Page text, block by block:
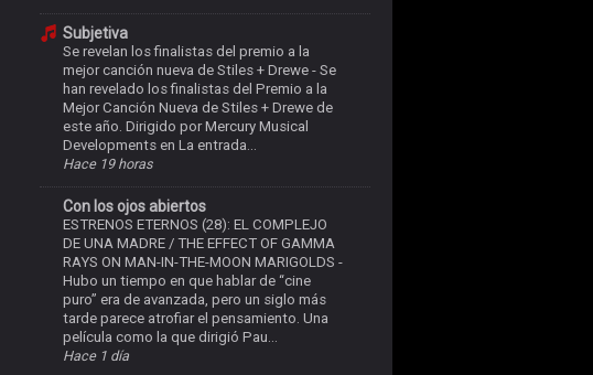
Subjetiva
Se revelan los finalistas del premio a la
mejor canción nueva de Stiles + Drewe - Se
han revelado los finalistas del Premio a la
Mejor Canción Nueva de Stiles + Drewe de
este año. Dirigido por Mercury Musical
Developments en La entrada...
Hace 19 horas
Con los ojos abiertos
ESTRENOS ETERNOS (28): EL COMPLEJO
DE UNA MADRE / THE EFFECT OF GAMMA
RAYS ON MAN-IN-THE-MOON MARIGOLDS -
Hubo un tiempo en que hablar de “cine
puro” era de avanzada, pero un siglo más
tarde parece atrofiar el pensamiento. Una
película como la que dirigió Pau...
Hace 1 día